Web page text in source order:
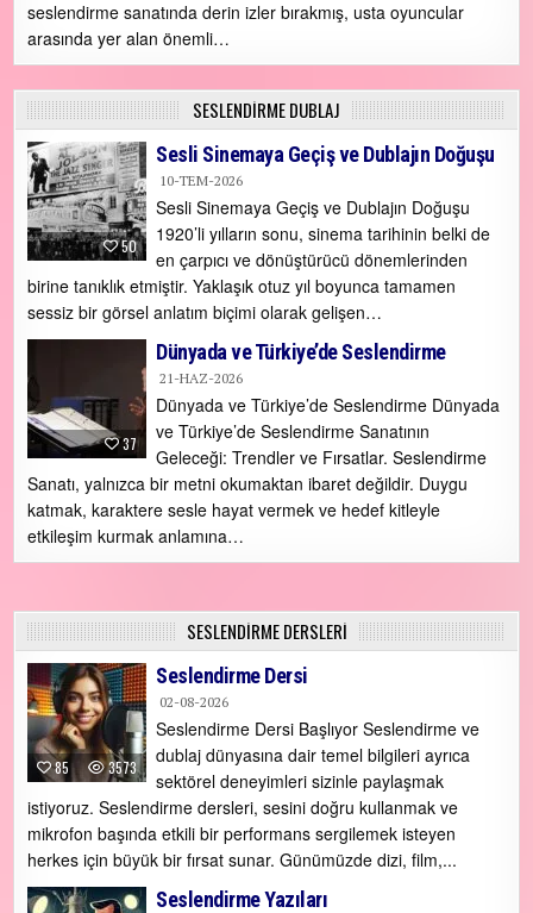
seslendirme sanatında derin izler bırakmış, usta oyuncular
arasında yer alan önemli…
SESLENDİRME DUBLAJ
50
Sesli Sinemaya Geçiş ve Dublajın Doğuşu
10-TEM-2026
Sesli Sinemaya Geçiş ve Dublajın Doğuşu
1920’li yılların sonu, sinema tarihinin belki de
en çarpıcı ve dönüştürücü dönemlerinden
birine tanıklık etmiştir. Yaklaşık otuz yıl boyunca tamamen
sessiz bir görsel anlatım biçimi olarak gelişen…
37
Dünyada ve Türkiye’de Seslendirme
21-HAZ-2026
Dünyada ve Türkiye’de Seslendirme Dünyada
ve Türkiye’de Seslendirme Sanatının
Geleceği: Trendler ve Fırsatlar. Seslendirme
Sanatı, yalnızca bir metni okumaktan ibaret değildir. Duygu
katmak, karaktere sesle hayat vermek ve hedef kitleyle
etkileşim kurmak anlamına…
SESLENDIRME DERSLERI
85 3573
Seslendirme Dersi
02-08-2026
Seslendirme Dersi Başlıyor Seslendirme ve
dublaj dünyasına dair temel bilgileri ayrıca
sektörel deneyimleri sizinle paylaşmak
istiyoruz. Seslendirme dersleri, sesini doğru kullanmak ve
mikrofon başında etkili bir performans sergilemek isteyen
herkes için büyük bir fırsat sunar. Günümüzde dizi, film,...
Seslendirme Yazıları